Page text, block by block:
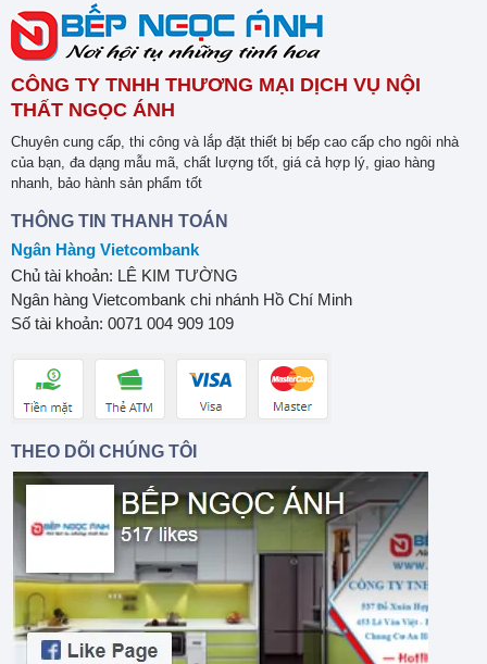
CÔNG TY TNHH THƯƠNG MẠI DỊCH VỤ NỘI
THẤT NGỌC ÁNH
Chuyên cung cấp, thi công và lắp đặt thiết bị bếp cao cấp cho ngôi nhà
của bạn, đa dạng mẫu mã, chất lượng tốt, giá cả hợp lý, giao hàng
nhanh, bảo hành sản phẩm tốt
THÔNG TIN THANH TOÁN
Ngân Hàng Vietcombank
Chủ tài khoản: LÊ KIM TƯỜNG
Ngân hàng Vietcombank chi nhánh Hồ Chí Minh
Số tài khoản: 0071 004 909 109
THEO DÕI CHÚNG TÔI